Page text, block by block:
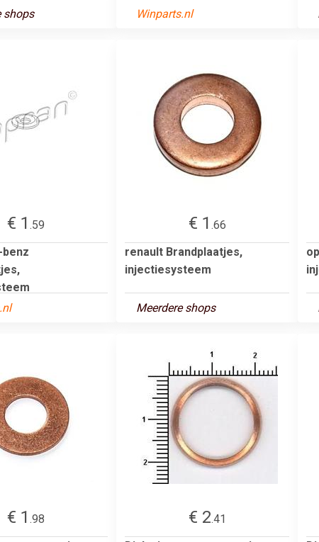
shops Winparts.nl
€ 1 .59
€ 1 .66
renault Brandplaatjes,
injectiesysteem
Meerdere shops
€ 1 .98
€ 2.41